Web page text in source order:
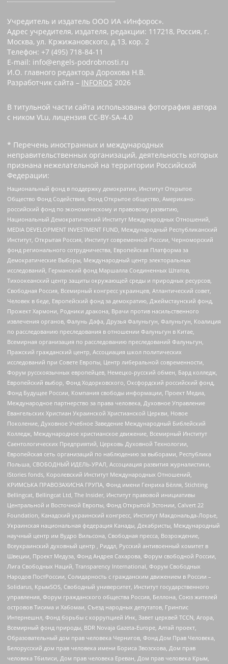
Учредитель и издатель ООО ИА «Инфорос».
Адрес учредителя, издателя, редакции: 117218, Россия, г.
Москва, ул. Кржижановского, д.13, кор. 2
Телефон: +7 (495) 718-84-11
E-mail: info@engels-podrobnosti.ru
И.О. главного редактора Дорохова Н.В.
Разработчик сайта – INFOROS 2026
В титульной части сайта использована фотография автора
с ником VLu, лицензия CC-BY-SA-4.0
* Перечень иностранных и международных
неправительственных организаций, деятельность которых
признана нежелательной на территории Российской
Федерации:
Национальный фонд в поддержку демократии, Институт Открытое
Общество Фонд Содействия, Фонд Открытое общество, Американо-
российский фонд по экономическому и правовому развитию,
Национальный Демократический Институт Международных Отношений,
MEDIA DEVELOPMENT INVESTMENT FUND, Международный Республиканский
Институт, Открытая Россия, Институт современной России, Черноморский
фонд регионального сотрудничества, Европейская Платформа за
Демократические Выборы, Международный центр электоральных
исследований, Германский фонд Маршалла Соединенных Штатов,
Тихоокеанский центр защиты окружающей среды и природных ресурсов,
Свободная Россия, Всемирный конгресс украинцев, Атлантический совет,
Человек в беде, Европейский фонд за демократию, Джеймстаунский фонд,
Прожект Хармони, Родники дракона, Врачи против насильственного
извлечения органов, Фалунь Дафа, Друзья Фалуньгун, Фалуньгун, Коалиция
по расследованию преследования в отношении Фалуньгун в Китае,
Всемирная организация по расследованию преследований Фалуньгун,
Пражский гражданский центр, Ассоциация школ политических
исследований при Совете Европы, Центр либеральной современности,
Форум русскоязычных европейцев, Немецко-русский обмен, Бард колледж,
Европейский выбор, Фонд Ходорковского, Оксфордский российский фонд,
Фонд Будущее России, Компания свободы информации, Проект Медиа,
Международное партнерство за права человека, Духовное Управление
Евангельских Христиан Украинской Христианской Церкви, Новое
Поколение, Духовное Учебное Заведение Международный Библейский
Колледж, Международное христианское движение, Всемирный Институт
Саентологических Предприятий, Церковь Духовной Технологии,
Европейская сеть организаций по наблюдению за выборами, Республика
Польша, СВОБОДНЫЙ ИДЕЛЬ-УРАЛ, Ассоциация развития журналистики,
IStories fonds, Королевский Институт Международных Отношений,
КРИМСЬКА ПРАВОЗАХИСНА ГРУПА, Фонд имени Генриха Бёлля, Stichting
Bellingcat, Bellingcat Ltd, The Insider, Институт правовой инициативы
Центральной и Восточной Европы, Фонд Открытой Эстонии, Calvert 22
Foundation, Канадский украинский конгресс, Институт Макдональда-Лорье,
Украинская национальная федерация Канады, Декабристы, Международный
научный центр им Вудро Вильсона, Свободная пресса, Возрождение,
Всеукраинский духовный центр , Риддл, Русский антивоенный комитет в
Швеции, Проект Медуза, Фонд Андрея Сахарова, Форум свободной России,
Лига Свободных Наций, Transparеncy International, Форум Свободных
Народов ПостРоссии, Солидарность с гражданским движением в России –
Solidarus, КрымSOS, Свободный университет, Институт государственного
управления, Форум гражданского общества Россия, Беллона, Союз жителей
островов Тисима и Хабомаи, Съезд народных депутатов, Гринпис
Интернешнл, Фонд борьбы с коррупцией Инк, Завет церквей TCCN, Агора,
Всемирный фонд природы, BDR Novaja Gazeta-Europe, Алтай проект,
Образовательный дом прав человека Чернигов, Фонд Дом Прав Человека,
Белорусский дом прав человека имени Бориса Звозскова, Дом прав
человека Тбилиси, Дом прав человека Ереван, Дом прав человека Крым,